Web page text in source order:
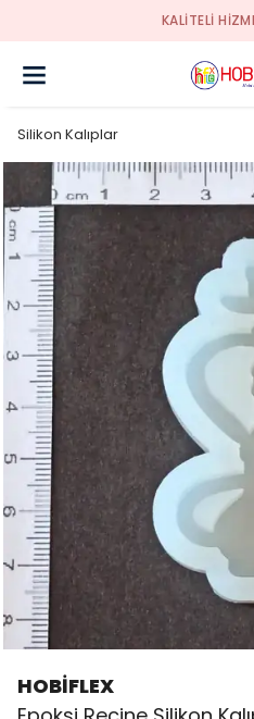
KALİTELİ
Silikon Kalıplar
HOBİFLEX